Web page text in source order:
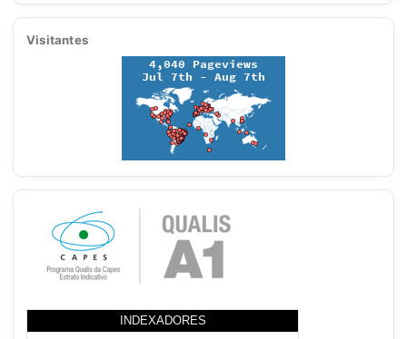
Visitantes
INDEXADORES